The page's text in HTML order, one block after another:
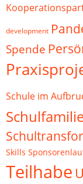
development
Spende
Schule im
Skills
Teilhabe